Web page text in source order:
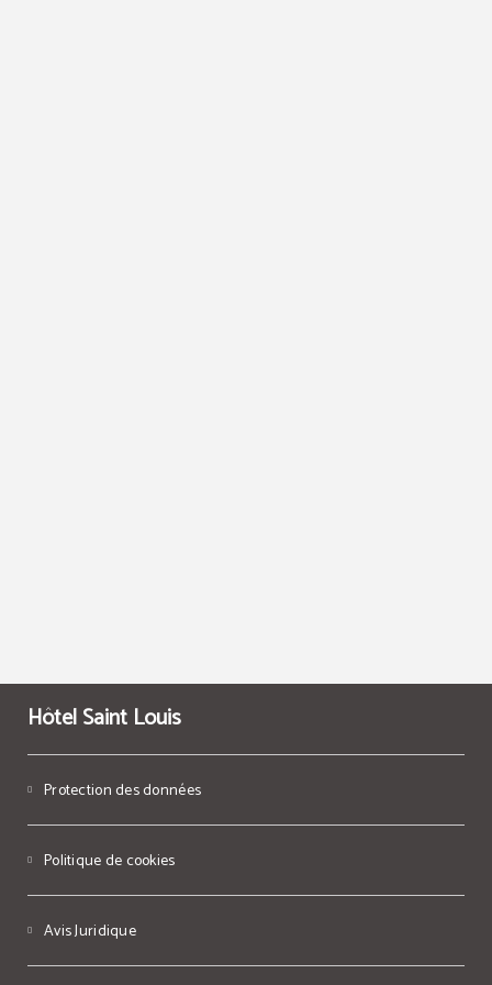
Hôtel Saint Louis
Protection des données
Politique de cookies
Avis Juridique